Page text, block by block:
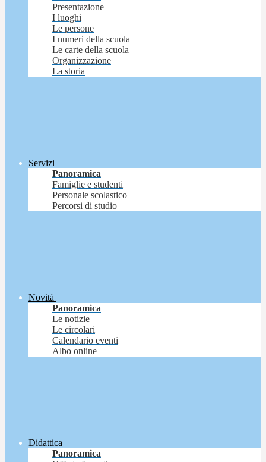
Presentazione
I luoghi
Le persone
I numeri della scuola
Le carte della scuola
Organizzazione
La storia
Servizi
Panoramica
Famiglie e studenti
Personale scolastico
Percorsi di studio
Novità
Panoramica
Le notizie
Le circolari
Calendario eventi
Albo online
Didattica
Panoramica